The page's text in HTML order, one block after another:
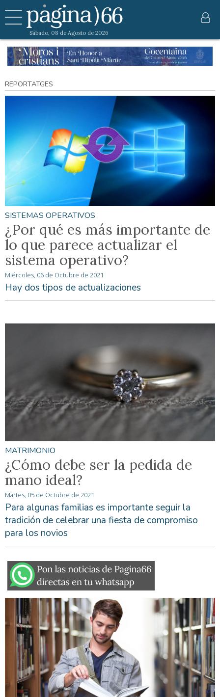
Sábado, 08 de Agosto de 2026
REPORTATGES
SISTEMAS OPERATIVOS
¿Por qué es más importante de
lo que parece actualizar el
sistema operativo?
Miércoles, 06 de Octubre de 2021
Hay dos tipos de actualizaciones
MATRIMONIO
¿Cómo debe ser la pedida de
mano ideal?
Martes, 05 de Octubre de 2021
Para algunas familias es importante seguir la
tradición de celebrar una fiesta de compromiso
para los novios